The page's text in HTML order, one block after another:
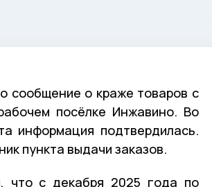
сообщение о краже товаров с
посёлке Инжавино. Во
информация подтвердилась.
пункта выдачи заказов.
что с декабря 2025 года по